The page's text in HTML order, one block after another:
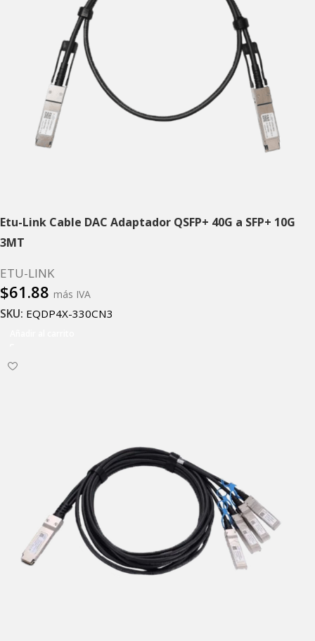
Etu-Link Cable DAC Adaptador QSFP+ 40G a SFP+ 10G
3MT
ETU-LINK
$61.88 más IVA
SKU: EQDP4X-330CN3